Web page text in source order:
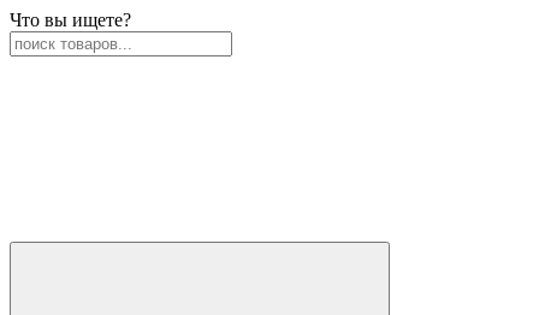
Что вы ищете?